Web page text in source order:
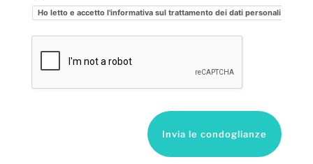
Ho letto e accetto l'informativa sul trattamento dei dati personali
Invia le condoglianze